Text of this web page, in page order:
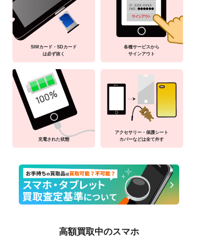
SIMカード・SDカード
は必ず抜く
各種サービスから
サインアウト
充電された状態
アクセサリー・保護シート
カバーなどは全て外す
高額買取中のスマホ